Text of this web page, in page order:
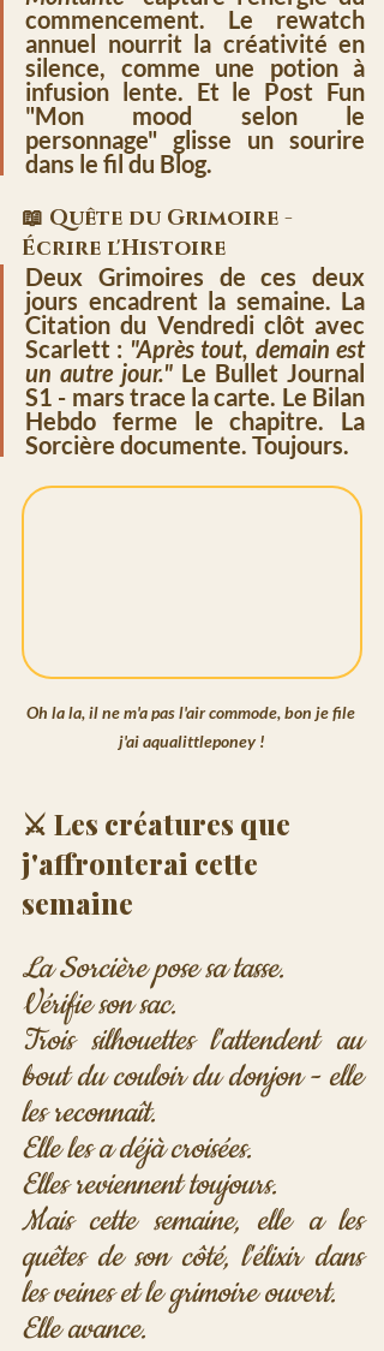
commencement. Le rewatch
annuel nourrit la créativité en
silence, comme une potion à
infusion lente. Et le Post Fun
"Mon mood selon le
personnage" glisse un sourire
dans le fil du Blog.
📖 Quête du Grimoire -
Écrire l'Histoire
Deux Grimoires de ces deux
jours encadrent la semaine. La
Citation du Vendredi clôt avec
Scarlett : "Après tout, demain est
un autre jour." Le Bullet Journal
S1 - mars trace la carte. Le Bilan
Hebdo ferme le chapitre. La
Sorcière documente. Toujours.
Oh la la, il ne m'a pas l'air commode, bon je file
j'ai aqualittleponey !
⚔️ Les créatures que
j'affronterai cette
semaine
La Sorcière pose sa tasse.
Vérifie son sac.
Trois silhouettes l'attendent au
bout du couloir du donjon - elle
les reconnaît.
Elle les a déjà croisées.
Elles reviennent toujours.
Mais cette semaine, elle a les
quêtes de son côté, l'élixir dans
les veines et le grimoire ouvert.
Elle avance.